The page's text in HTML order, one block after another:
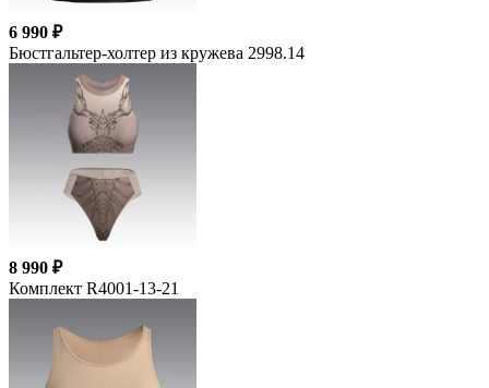
6 990 ₽
Бюстгальтер-холтер из кружева 2998.14
8 990 ₽
Комплект R4001-13-21